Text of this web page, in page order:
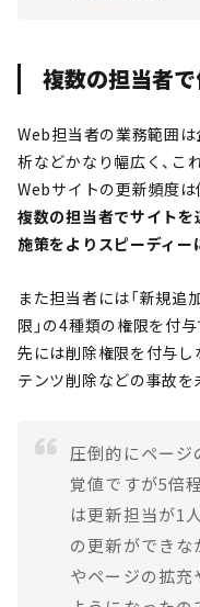
複数の担当者
Web担当者の業務範囲は
析などかなり幅広く、こ
Webサイトの更新頻度は
複数の担当者でサイトを
施策をよりスピーディー
また担当者には「新規追
限」の4種類の権限を付
先には削除権限を付与し
テンツ削除などの事故を
圧倒的にページ
覚値ですが5倍
は更新担当が1
の更新ができな
やページの拡充